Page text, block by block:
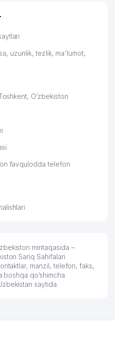
uzunlik, tezlik, ma'lumot,
O‘zbekiston
favqulodda telefon
mintaqasida –
Sariq Sahifalari
manzil, telefon, faks,
boshqa qo’shimcha
saytida.